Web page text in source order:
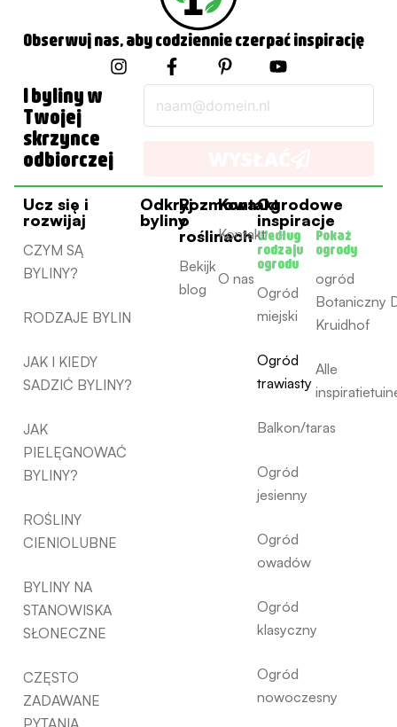
Obserwuj nas, aby codziennie czerpać inspirację
I
n
a
F
a
c
e
b
k
-
f
P
i
n
t
e
s
t
-
p
Y
o
u
u
I byliny w
Twojej
skrzynce
odbiorczej
Ucz się i
rozwijaj
CZYM SĄ
BYLINY?
RODZAJE BYLIN
JAK I KIEDY
SADZIĆ BYLINY?
JAK
PIELĘGNOWAĆ
BYLINY?
ROŚLINY
CIENIOLUBNE
BYLINY NA
STANOWISKA
SŁONECZNE
CZĘSTO
ZADAWANE
Ogrodowe
inspiracje
Według
rodzaju
ogrodu
Ogród
miejski
Ogród
trawiasty
Balkon/taras
Ogród
jesienny
Ogród
owadów
Ogród
klasyczny
Ogród
nowoczesny
Pokaż
ogrody
ogród
Botaniczny
Kruidhof
Alle
Odkryj
byliny
Rozmowa
o
roślinach
Bekijk
blog
Kontakt
Kontakt
O nas